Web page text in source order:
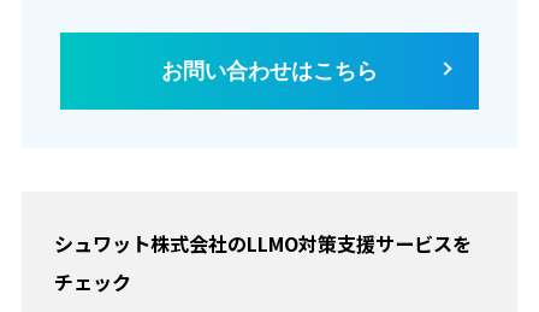
お問い合わせはこちら
シュワット株式会社のLLMO対策支援サービスを
チェック